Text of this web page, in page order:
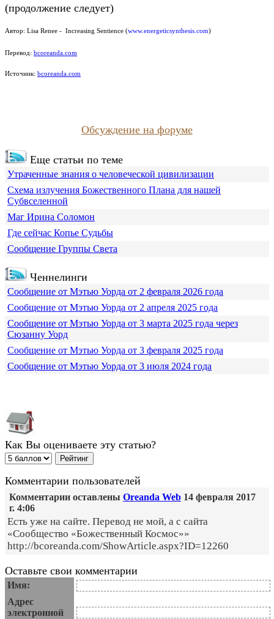
(продолжение следует)
Автор: Lisa Renee - Increasing Sentience (www.energeticsynthesis.com)
Перевод: bcoreanda.com
Источник: bcoreanda.com
Обсуждение на форуме
Еще статьи по теме
Утраченные знания о человеческой цивилизации
Схема излучения Божественного Плана для нашей
Субвселенной
Маг Ирина Соломон
Где сейчас Копье Судьбы
Сообщение Группы Света
Ченнелинги
Сообщение от Мэтью Уорда от 2 февраля 2026 года
Сообщение от Мэтью Уорда от 2 апреля 2025 года
Сообщение от Мэтью Уорда от 3 марта 2025 года через
Сюзанну Уорд
Сообщение от Мэтью Уорда от 3 февраля 2025 года
Сообщение от Мэтью Уорда от 3 июля 2024 года
Как Вы оцениваете эту статью?
Комментарии пользователей
Комментарии оставлены Oreanda Web 14 февраля 2017
г. 4:06
Есть уже на сайте. Перевод не мой, а с сайта
«Сообщество «Божественный Космос»»
http://bcoreanda.com/ShowArticle.aspx?ID=12260
Оставьте свои комментарии
Имя:
Адрес
электронной